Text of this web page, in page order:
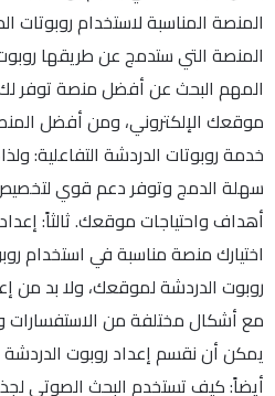
المنصة المناسبة لاستخدام روبوتات
المنصة التي ستدمج عن طريقها
المهم البحث عن أفضل منصة
موقعك الإلكتروني، ومن أفضل
خدمة روبوتات الدردشة التفاعلية:
سهلة الدمج وتوفر دعم قوي
أهداف واحتياجات موقعك. ثالثاً:
اختيارك منصة مناسبة في استخدام
روبوت الدردشة لموقعك، ولا بد من
مع أشكال مختلفة من الاستفسارات
يمكن أن نقسم إعداد روبوت
أيضاً: كيف تستخدم البحث الصوتى